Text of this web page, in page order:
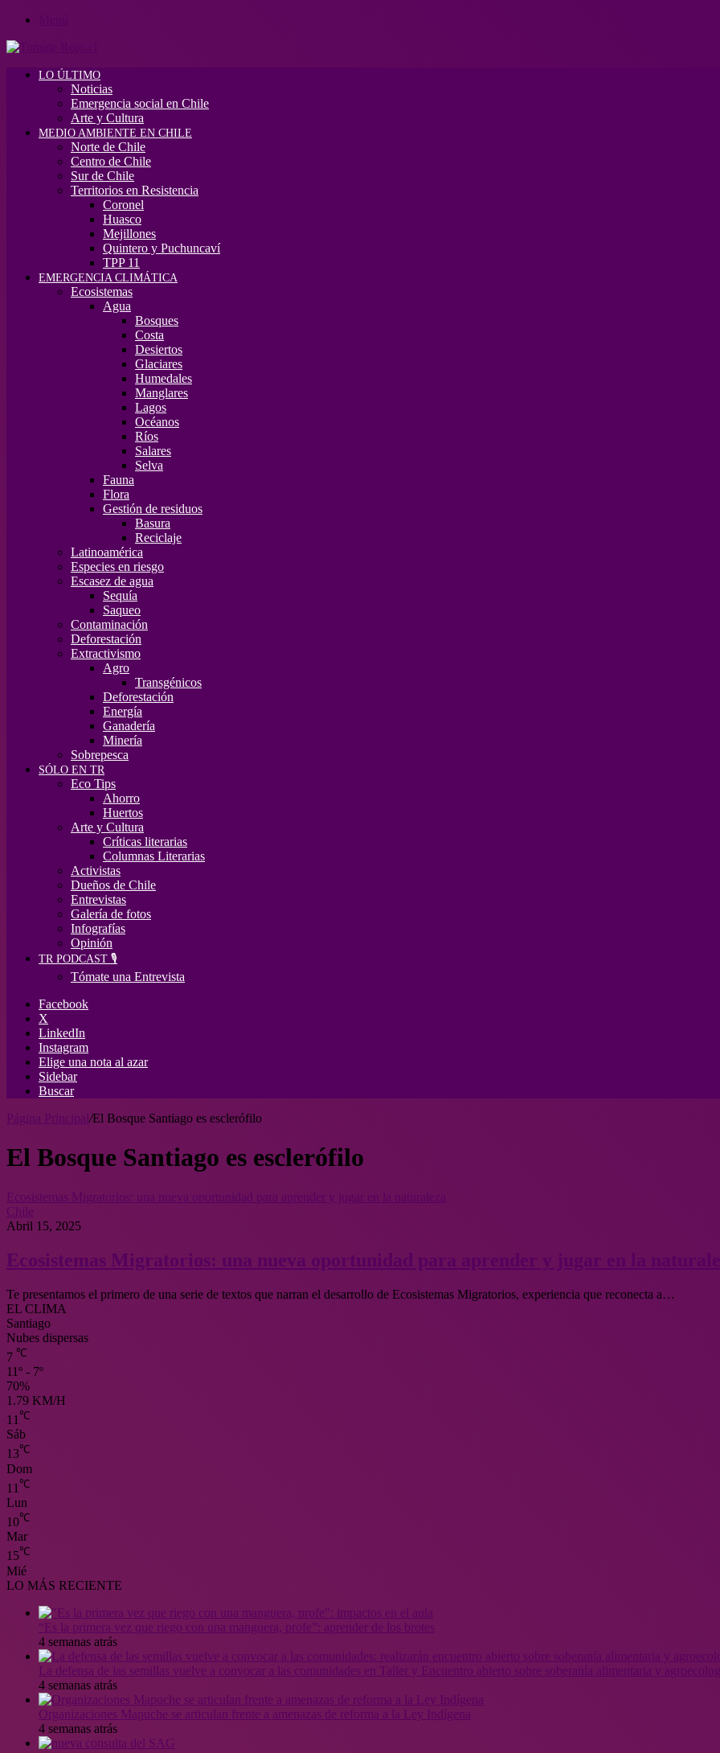
LO ÚLTIMO
Noticias
Emergencia social en Chile
Arte y Cultura
MEDIO AMBIENTE EN CHILE
Norte de Chile
Centro de Chile
Sur de Chile
Territorios en Resistencia
Coronel
Huasco
Mejillones
Quintero y Puchuncaví
TPP 11
EMERGENCIA CLIMÁTICA
Ecosistemas
Agua
Bosques
Costa
Desiertos
Glaciares
Humedales
Manglares
Lagos
Océanos
Ríos
Salares
Selva
Fauna
Flora
Gestión de residuos
Basura
Reciclaje
Latinoamérica
Especies en riesgo
Escasez de agua
Sequía
Saqueo
Contaminación
Deforestación
Extractivismo
Agro
Transgénicos
Deforestación
Energía
Ganadería
Minería
Sobrepesca
SÓLO EN TR
Eco Tips
Ahorro
Huertos
Arte y Cultura
Críticas literarias
Columnas Literarias
Activistas
Dueños de Chile
Entrevistas
Galería de fotos
Infografías
Opinión
TR PODCAST 🎙️
Tómate una Entrevista
Facebook
X
LinkedIn
Instagram
Elige una nota al azar
Sidebar
Buscar
Página Principal /El Bosque Santiago es esclerófilo
El Bosque Santiago es esclerófilo
Ecosistemas Migratorios: una nueva oportunidad para aprender y jugar en la naturaleza
Chile
Abril 15, 2025
Ecosistemas Migratorios: una nueva oportunidad para aprender y jugar en la
Te presentamos el primero de una serie de textos que narran el desarrollo de Ecosistemas Migratorios, experiencia que reconecta a…
EL CLIMA
Santiago
Nubes dispersas
7 ℃
11º - 7º
70%
1.79 KM/H
11 ℃
Sáb
13℃
Dom
11 ℃
Lun
10℃
Mar
15℃
Mié
LO MÁS RECIENTE
“Es la primera vez que riego con una manguera, profe”: aprender de los brotes
4 semanas atrás
La defensa de las semillas vuelve a convocar a las comunidades en Taller y Encuentro abierto sobre soberanía alimentaria y
4 semanas atrás
Organizaciones Mapuche se articulan frente a amenazas de reforma a la Ley Indígena
4 semanas atrás